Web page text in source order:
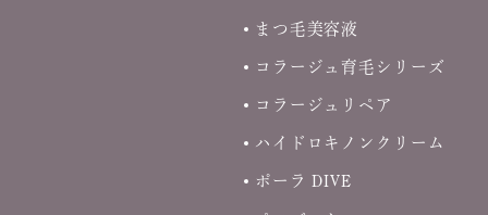
まつ毛美容液
コラージュ育毛シリーズ
コラージュリペア
ハイドロキノンクリーム
ポーラ DIVE